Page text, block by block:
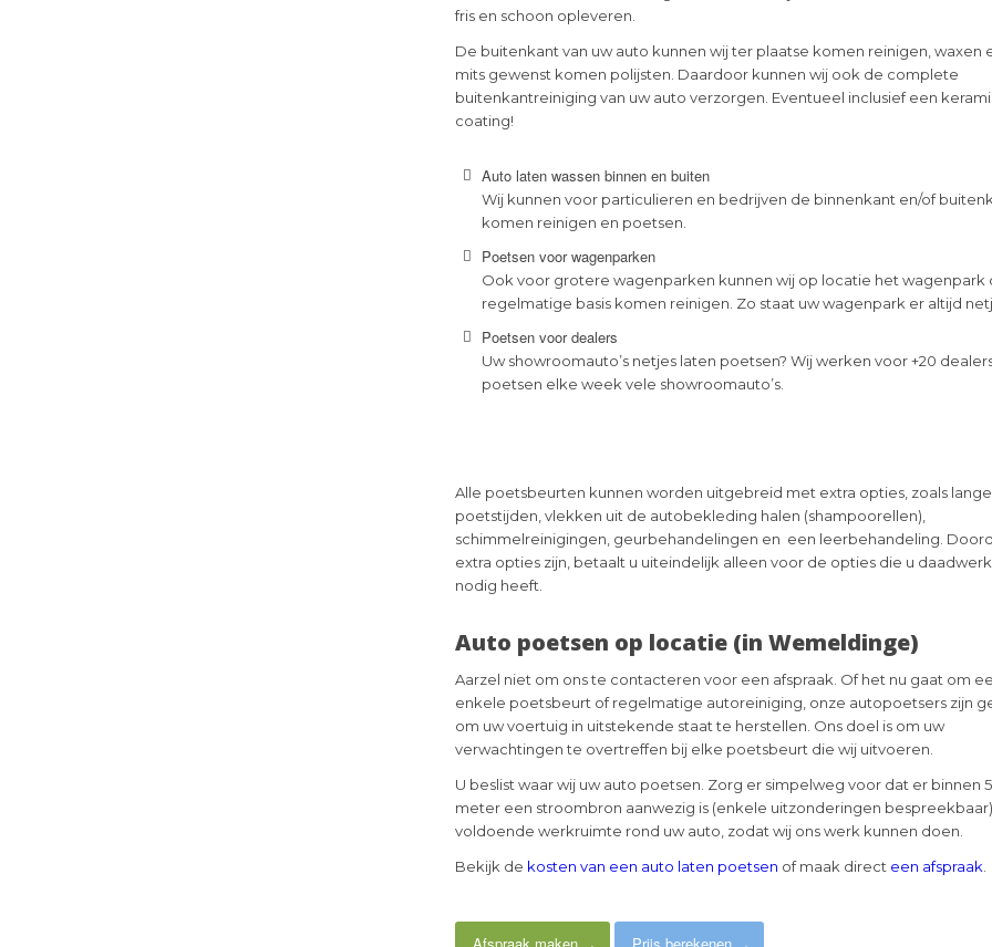
fris en schoon opleveren.
De buitenkant van uw auto kunnen wij ter plaatse komen reinigen, waxen
mits gewenst komen polijsten. Daardoor kunnen wij ook de complete
buitenkantreiniging van uw auto verzorgen. Eventueel inclusief een
coating!
Auto laten wassen binnen en buiten
Wij kunnen voor particulieren en bedrijven de binnenkant en/of
komen reinigen en poetsen.
Poetsen voor wagenparken
Ook voor grotere wagenparken kunnen wij op locatie het wagenpark
regelmatige basis komen reinigen. Zo staat uw wagenpark er altijd
Poetsen voor dealers
Uw showroomauto’s netjes laten poetsen? Wij werken voor +20
poetsen elke week vele showroomauto’s.
Alle poetsbeurten kunnen worden uitgebreid met extra opties, zoals
poetstijden, vlekken uit de autobekleding halen (shampoorellen),
schimmelreinigingen, geurbehandelingen en een leerbehandeling.
extra opties zijn, betaalt u uiteindelijk alleen voor de opties die u
nodig heeft.
Auto poetsen op locatie (in Wemeldinge)
Aarzel niet om ons te contacteren voor een afspraak. Of het nu gaat om
enkele poetsbeurt of regelmatige autoreiniging, onze autopoetsers zijn
om uw voertuig in uitstekende staat te herstellen. Ons doel is om uw
verwachtingen te overtreffen bij elke poetsbeurt die wij uitvoeren.
U beslist waar wij uw auto poetsen. Zorg er simpelweg voor dat er binnen
meter een stroombron aanwezig is (enkele uitzonderingen
voldoende werkruimte rond uw auto, zodat wij ons werk kunnen doen.
Bekijk de kosten van een auto laten poetsen of maak direct een afspraak
Afspraak maken Prijs berekenen